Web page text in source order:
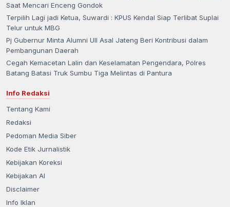
Saat Mencari Enceng Gondok
Terpilih Lagi jadi Ketua, Suwardi : KPUS Kendal Siap Terlibat Suplai
Telur untuk MBG
Pj Gubernur Minta Alumni UII Asal Jateng Beri Kontribusi dalam
Pembangunan Daerah
Cegah Kemacetan Lalin dan Keselamatan Pengendara, Polres
Batang Batasi Truk Sumbu Tiga Melintas di Pantura
Info Redaksi
Tentang Kami
Redaksi
Pedoman Media Siber
Kode Etik Jurnalistik
Kebijakan Koreksi
Kebijakan AI
Disclaimer
Info Iklan